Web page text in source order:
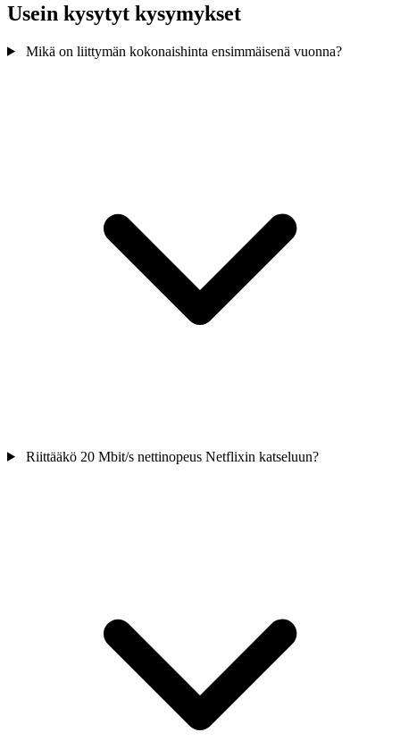
Usein kysytyt kysymykset
Mikä on liittymän kokonaishinta ensimmäisenä vuonna?
Riittääkö 20 Mbit/s nettinopeus Netflixin katseluun?